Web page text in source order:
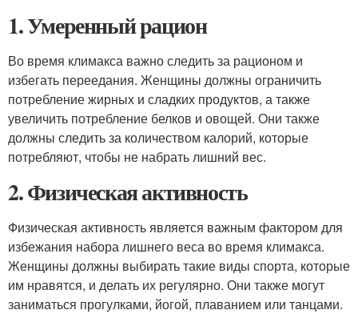
1. Умеренный рацион
Во время климакса важно следить за рационом и
избегать переедания. Женщины должны ограничить
потребление жирных и сладких продуктов, а также
увеличить потребление белков и овощей. Они также
должны следить за количеством калорий, которые
потребляют, чтобы не набрать лишний вес.
2. Физическая активность
Физическая активность является важным фактором для
избежания набора лишнего веса во время климакса.
Женщины должны выбирать такие виды спорта, которые
им нравятся, и делать их регулярно. Они также могут
заниматься прогулками, йогой, плаванием или танцами.